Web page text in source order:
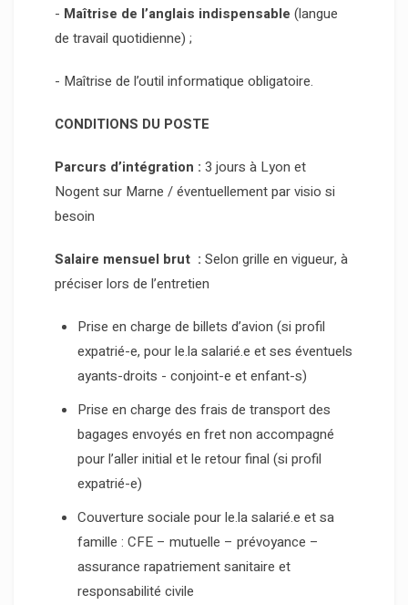
- Maîtrise de l’anglais indispensable (langue
de travail quotidienne) ;
- Maîtrise de l’outil informatique obligatoire.
CONDITIONS DU POSTE
Parcurs d’intégration : 3 jours à Lyon et
Nogent sur Marne / éventuellement par visio si
besoin
Salaire mensuel brut : Selon grille en vigueur, à
préciser lors de l’entretien
Prise en charge de billets d’avion (si profil
expatrié-e, pourle.lasalarié.e et ses éventuels
ayants-droits - conjoint-e et enfant-s)
Prise en charge des frais de transport des
bagages envoyés en fret non accompagné
pour l’aller initial et le retour final (si profil
expatrié-e)
Couverture sociale pourle.lasalarié.e et sa
famille : CFE – mutuelle – prévoyance –
assurance rapatriement sanitaire et
responsabilité civile